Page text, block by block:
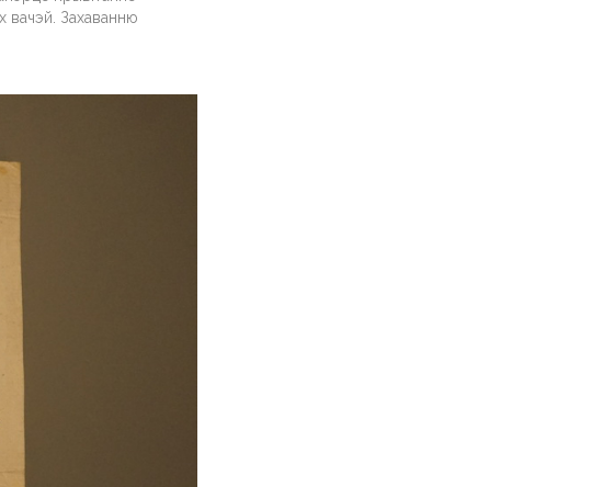
вачэй. Захаванню